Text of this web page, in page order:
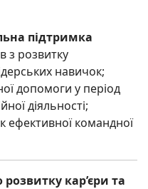
підтримка
з розвитку
навичок;
допомоги у період
діяльності;
командної
кар’єри та